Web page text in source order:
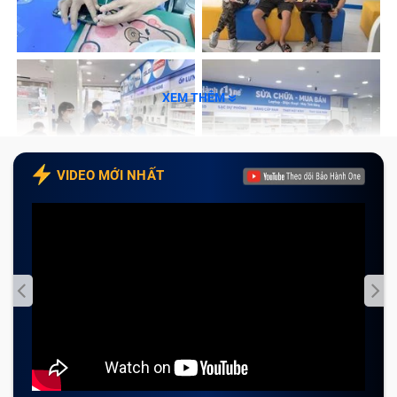
Cam kết với Khách Hàng khi sửa mainboard
laptop Macbook air 2017 15 inch tại Bảo Hành
One
Tạm kết
Main laptop là gì?
kiện bên trong laptop. Mainboard laptop là thành phần
quan trọng nhất, quyết định hiệu suất và khả năng hoạt
XEM THÊM
VIDEO MỚI NHẤT